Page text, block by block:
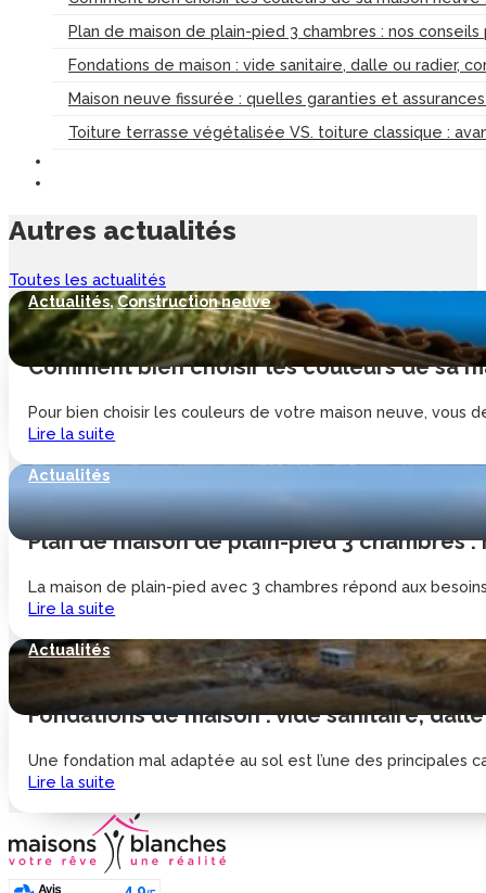
Plan de maison de plain-pied 3 chambres : nos
Fondations de maison : vide sanitaire, dalle ou radier,
Maison neuve fissurée : quelles garanties et
Toiture terrasse végétalisée VS. toiture classique :
Autres actualités
Toutes les actualités
Actualités,Construction neuve
Comment bien choisir les couleurs de sa
Pour bien choisir les couleurs de votre maison neuve, vous
Lire la suite
Actualités
Plan de maison de plain-pied 3 chambres
La maison de plain-pied avec 3 chambres répond aux
Lire la suite
Actualités
Fondations de maison : vide sanitaire,
Une fondation mal adaptée au sol est l’une des principales
Lire la suite